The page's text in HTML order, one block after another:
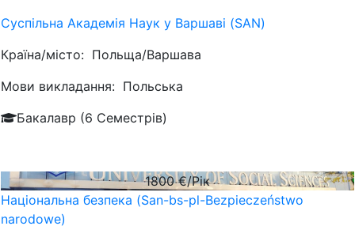
Суспільна Академія Наук у Варшаві (SAN)
Країна/місто: Польща/Варшава
Мови викладання: Польська
Бакалавр (6 Семестрів)
1800€/Рік
Національна безпека (San-bs-pl-Bezpieczeństwo
narodowe)